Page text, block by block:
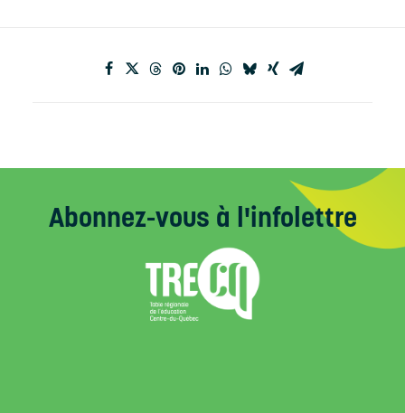
Abonnez-vous à l'infolettre